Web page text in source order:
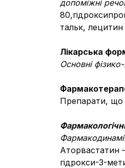
допоміжні
тальк,
Лікарська
Основні фізико-
Препарати, що
Аторвастатин
гідрокси-3-